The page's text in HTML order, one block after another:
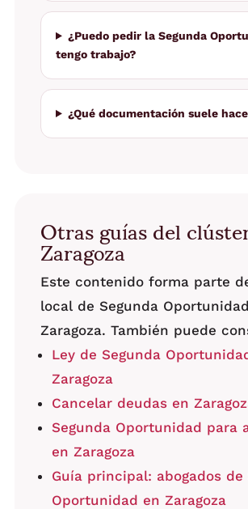
¿Puedo pedir la Segunda
tengo trabajo?
¿Qué documentación suele
Otras guías del
Zaragoza
Este contenido forma parte
local de Segunda
Zaragoza. También puede
Ley de Segunda
Zaragoza
Cancelar deudas en
Segunda Oportunidad para
en Zaragoza
Guía principal: abogados de
Oportunidad en Zaragoza